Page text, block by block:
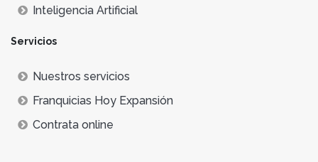
Inteligencia Artificial
Servicios
Nuestros servicios
Franquicias Hoy Expansión
Contrata online